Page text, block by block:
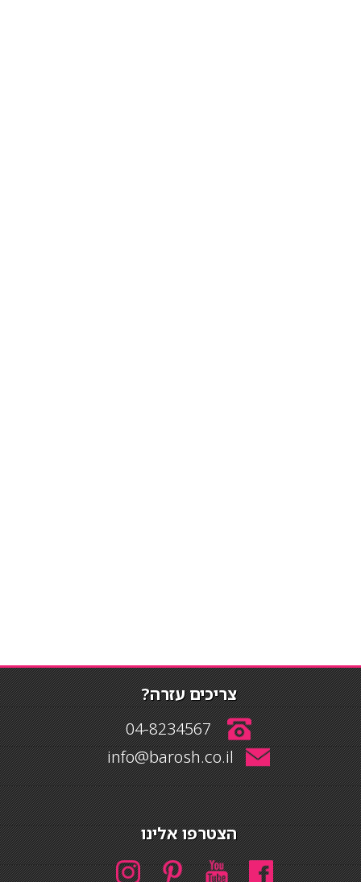
צריכים עזרה?
04-8234567
info@barosh.co.il
הצטרפו אלינו